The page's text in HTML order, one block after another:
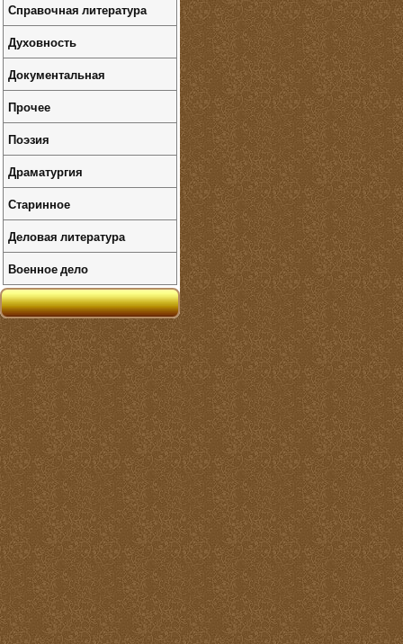
Справочная литература
Духовность
Документальная
Прочее
Поэзия
Драматургия
Старинное
Деловая литература
Военное дело